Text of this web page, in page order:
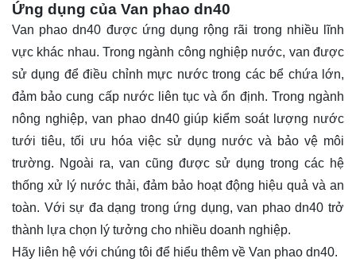
Ứng dụng của Van phao dn40
Van phao dn40 được ứng dụng rộng rãi trong nhiều lĩnh
vực khác nhau. Trong ngành công nghiệp nước, van được
sử dụng để điều chỉnh mực nước trong các bể chứa lớn,
đảm bảo cung cấp nước liên tục và ổn định. Trong ngành
nông nghiệp, van phao dn40 giúp kiểm soát lượng nước
tưới tiêu, tối ưu hóa việc sử dụng nước và bảo vệ môi
trường. Ngoài ra, van cũng được sử dụng trong các hệ
thống xử lý nước thải, đảm bảo hoạt động hiệu quả và an
toàn. Với sự đa dạng trong ứng dụng, van phao dn40 trở
thành lựa chọn lý tưởng cho nhiều doanh nghiệp.
Hãy liên hệ với chúng tôi để hiểu thêm về Van phao dn40.